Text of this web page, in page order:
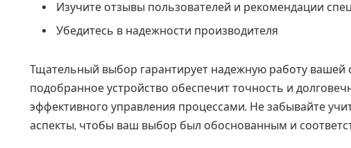
Изучите отзывы пользователей и рекомендации
Убедитесь в надежности производителя
Тщательный выбор гарантирует надежную работу вашей
подобранное устройство обеспечит точность и
эффективного управления процессами. Не забывайте
аспекты, чтобы ваш выбор был обоснованным и